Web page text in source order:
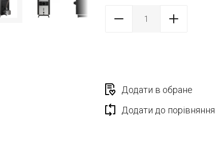
Додати в обране
Додати до порівняння